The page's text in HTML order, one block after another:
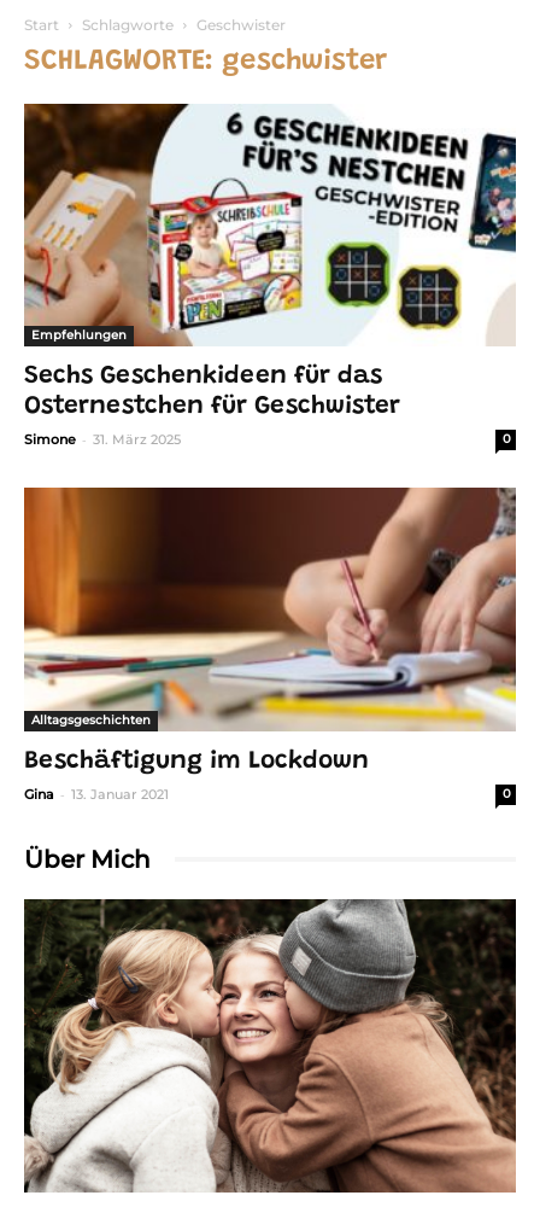
Start Schlagworte Geschwister
SCHLAGWORTE: geschwister
Empfehlungen
Sechs Geschenkideen für das
Osternestchen für Geschwister
Simone - 31. März 2025 0
Alltagsgeschichten
Beschäftigung im Lockdown
Gina - 13. Januar 2021 0
Über Mich